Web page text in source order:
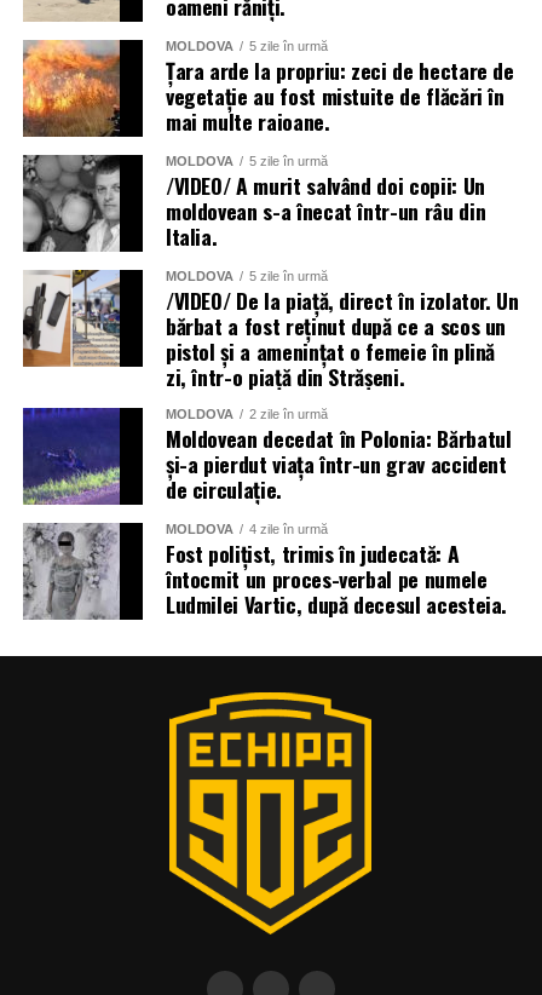
oameni răniți.
MOLDOVA 5 zile în urmă
Țara arde la propriu: zeci de hectare de
vegetație au fost mistuite de flăcări în
mai multe raioane.
MOLDOVA 5 zile în urmă
/VIDEO/ A murit salvând doi copii: Un
moldovean s-a înecat într-un râu din
Italia.
MOLDOVA 5 zile în urmă
/VIDEO/ De la piață, direct în izolator. Un
bărbat a fost reținut după ce a scos un
pistol și a amenințat o femeie în plină
zi, într-o piață din Strășeni.
MOLDOVA 2 zile în urmă
Moldovean decedat în Polonia: Bărbatul
și-a pierdut viața într-un grav accident
de circulație.
MOLDOVA 4 zile în urmă
Fost polițist, trimis în judecată: A
întocmit un proces-verbal pe numele
Ludmilei Vartic, după decesul acesteia.